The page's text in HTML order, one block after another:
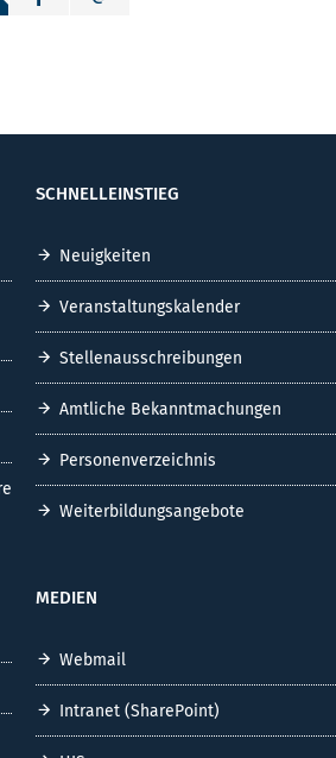
SCHNELLEINSTIEG
Neuigkeiten
Veranstaltungskalender
Stellenausschreibungen
Amtliche Bekanntmachungen
Personenverzeichnis
Weiterbildungsangebote
MEDIEN
Webmail
Intranet (SharePoint)